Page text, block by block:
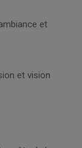
et
et vision